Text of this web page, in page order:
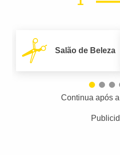
Salão de Beleza
Continua após